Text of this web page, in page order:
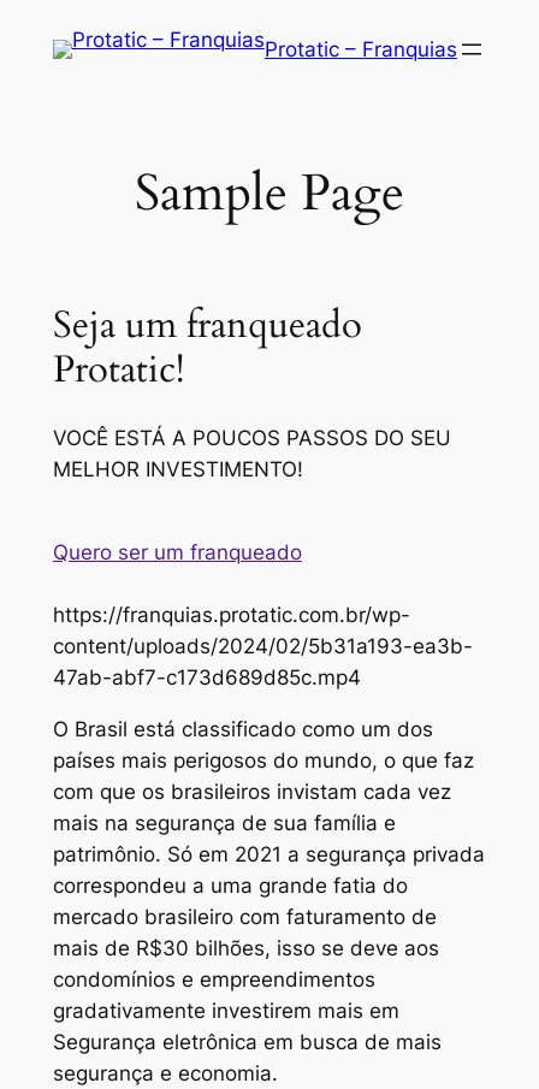
Protatic – Franquias
Sample Page
Seja um franqueado
Protatic!
VOCÊ ESTÁ A POUCOS PASSOS DO SEU
MELHOR INVESTIMENTO!
Quero ser um franqueado
https://franquias.protatic.com.br/wp-
content/uploads/2024/02/5b31a193-ea3b-
47ab-abf7-c173d689d85c.mp4
O Brasil está classificado como um dos
países mais perigosos do mundo, o que faz
com que os brasileiros invistam cada vez
mais na segurança de sua família e
patrimônio. Só em 2021 a segurança privada
correspondeu a uma grande fatia do
mercado brasileiro com faturamento de
mais de R$30 bilhões, isso se deve aos
condomínios e empreendimentos
gradativamente investirem mais em
Segurança eletrônica em busca de mais
segurança e economia.